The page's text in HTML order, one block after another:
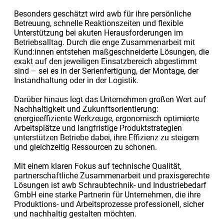
Besonders geschätzt wird awb für ihre persönliche
Betreuung, schnelle Reaktionszeiten und flexible
Unterstützung bei akuten Herausforderungen im
Betriebsalltag. Durch die enge Zusammenarbeit mit
Kund:innen entstehen maßgeschneiderte Lösungen, die
exakt auf den jeweiligen Einsatzbereich abgestimmt
sind – sei es in der Serienfertigung, der Montage, der
Instandhaltung oder in der Logistik.
Darüber hinaus legt das Unternehmen großen Wert auf
Nachhaltigkeit und Zukunftsorientierung:
energieeffiziente Werkzeuge, ergonomisch optimierte
Arbeitsplätze und langfristige Produktstrategien
unterstützen Betriebe dabei, ihre Effizienz zu steigern
und gleichzeitig Ressourcen zu schonen.
Mit einem klaren Fokus auf technische Qualität,
partnerschaftliche Zusammenarbeit und praxisgerechte
Lösungen ist awb Schraubtechnik- und Industriebedarf
GmbH eine starke Partnerin für Unternehmen, die ihre
Produktions- und Arbeitsprozesse professionell, sicher
und nachhaltig gestalten möchten.